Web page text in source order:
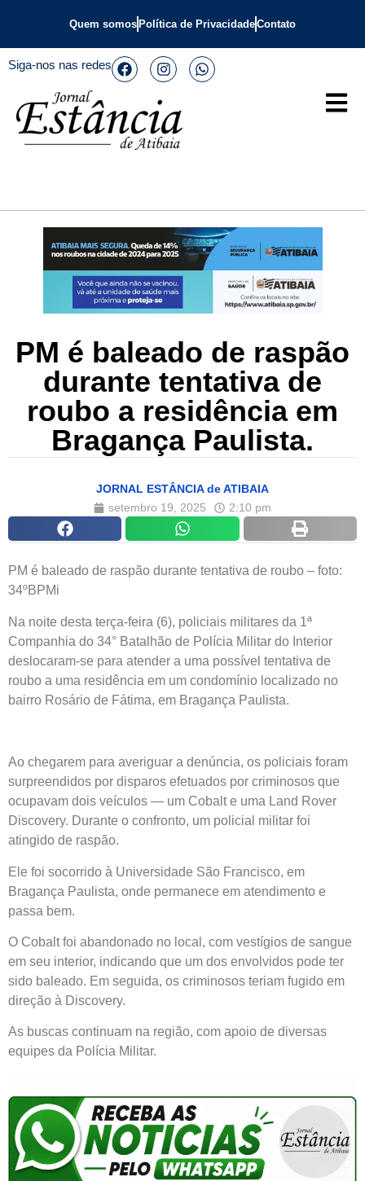
Quem somos Política de PrivacidadeContato
Siga-nos nas redes
PM é baleado de raspão
durante tentativa de
roubo a residência em
Bragança Paulista.
JORNAL ESTÂNCIA de ATIBAIA
setembro 19, 2025
2:10 pm
PM é baleado de raspão durante tentativa de roubo – foto:
34ºBPMi
Na noite desta terça-feira (6), policiais militares da 1ª
Companhia do 34° Batalhão de Polícia Militar do Interior
deslocaram-se para atender a uma possível tentativa de
roubo a uma residência em um condomínio localizado no
bairro Rosário de Fátima, em Bragança Paulista.
Ao chegarem para averiguar a denúncia, os policiais foram
surpreendidos por disparos efetuados por criminosos que
ocupavam dois veículos — um Cobalt e uma Land Rover
Discovery. Durante o confronto, um policial militar foi
atingido de raspão.
Ele foi socorrido à Universidade São Francisco, em
Bragança Paulista, onde permanece em atendimento e
passa bem.
O Cobalt foi abandonado no local, com vestígios de sangue
em seu interior, indicando que um dos envolvidos pode ter
sido baleado. Em seguida, os criminosos teriam fugido em
direção à Discovery.
As buscas continuam na região, com apoio de diversas
equipes da Polícia Militar.